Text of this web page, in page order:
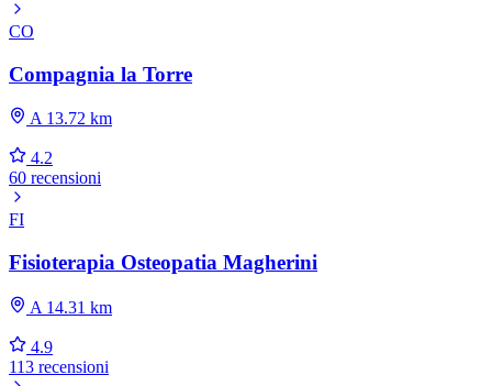
CO
Compagnia la Torre
A 13.72 km
4.2
60 recensioni
FI
Fisioterapia Osteopatia Magherini
A 14.31 km
4.9
113 recensioni